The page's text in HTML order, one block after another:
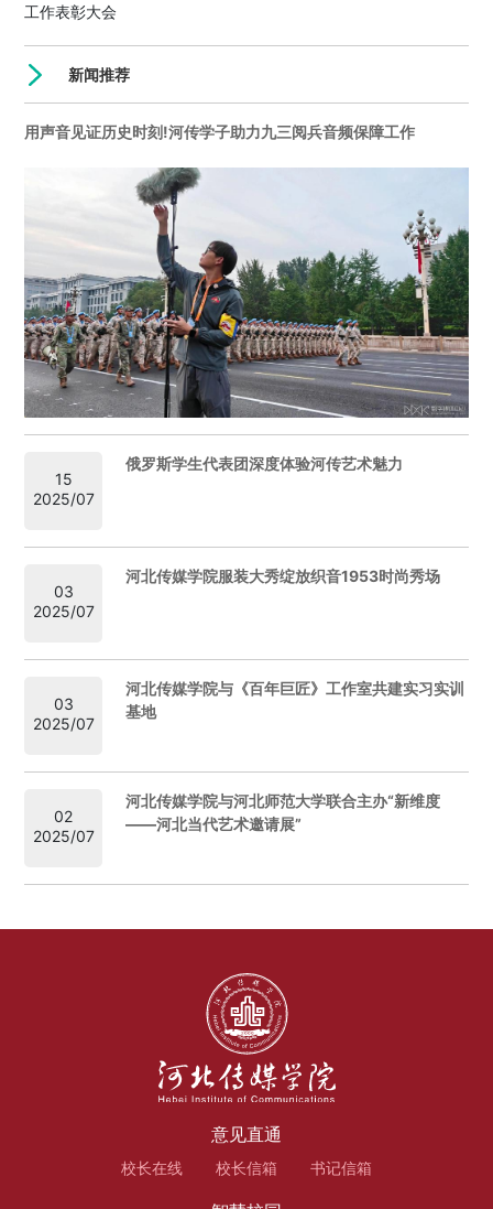
工作表彰大会
新闻推荐
用声音见证历史时刻!河传学子助力九三阅兵音频保障工作
15
2025/07
俄罗斯学生代表团深度体验河传艺术魅力
03
2025/07
河北传媒学院服装大秀绽放织音1953时尚秀场
03
2025/07
河北传媒学院与《百年巨匠》工作室共建实习实训
基地
02
2025/07
河北传媒学院与河北师范大学联合主办“新维度
——河北当代艺术邀请展”
意见直通
校长在线 校长信箱 书记信箱